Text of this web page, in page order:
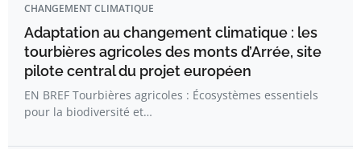
CHANGEMENT CLIMATIQUE
Adaptation au changement climatique : les
tourbières agricoles des monts d’Arrée, site
pilote central du projet européen
EN BREF Tourbières agricoles : Écosystèmes essentiels
pour la biodiversité et…